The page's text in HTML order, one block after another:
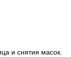
и снятия масок.